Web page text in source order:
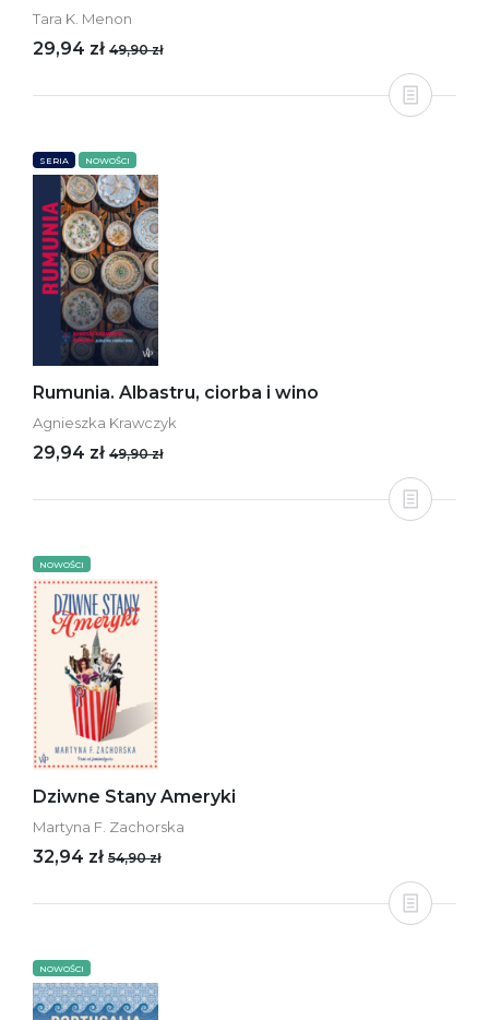
Tara K. Menon
29,94 zł 49,90 zł
SERIA NOWOŚCI
Rumunia. Albastru, ciorba i wino
Agnieszka Krawczyk
29,94 zł 49,90 zł
NOWOŚCI
Dziwne Stany Ameryki
Martyna F. Zachorska
32,94 zł 54,90 zł
NOWOŚCI